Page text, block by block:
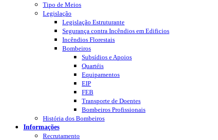
Tipo de Meios
Legislação
Legislação Estruturante
Segurança contra Incêndios em Edificios
Incêndios Florestais
Bombeiros
Subsídios e Apoios
Quartéis
Equipamentos
EIP
FEB
Transporte de Doentes
Bombeiros Profissionais
História dos Bombeiros
Informações
Recrutamento